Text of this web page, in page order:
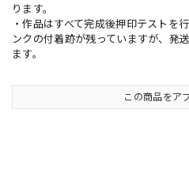
ります。
・作品はすべて完成後押印テストを
ンクの付着跡が残っていますが、発
ます。
この商品をア